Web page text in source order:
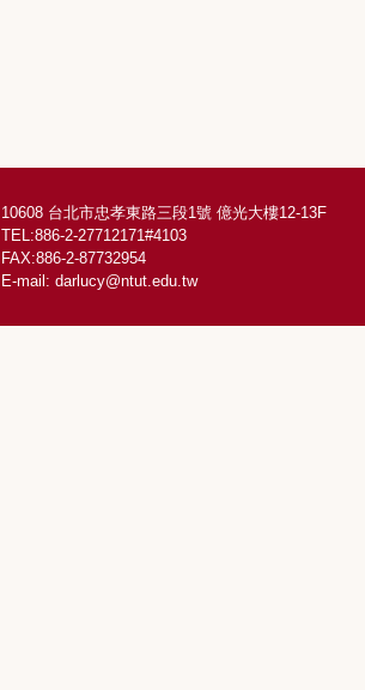
10608 台北市忠孝東路三段1號 億光大樓12-13F
TEL:886-2-27712171#4103
FAX:886-2-87732954
E-mail: darlucy@ntut.edu.tw